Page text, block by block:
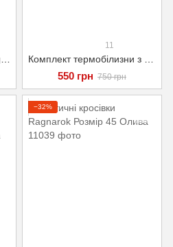
11
550 грн 750 грн
−32%